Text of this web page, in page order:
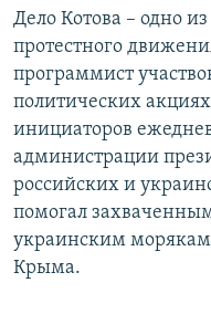
Дело Котова – одно
протестного
программист
политических
инициаторов
администрации
российских и
помогал
украинским
Крыма.